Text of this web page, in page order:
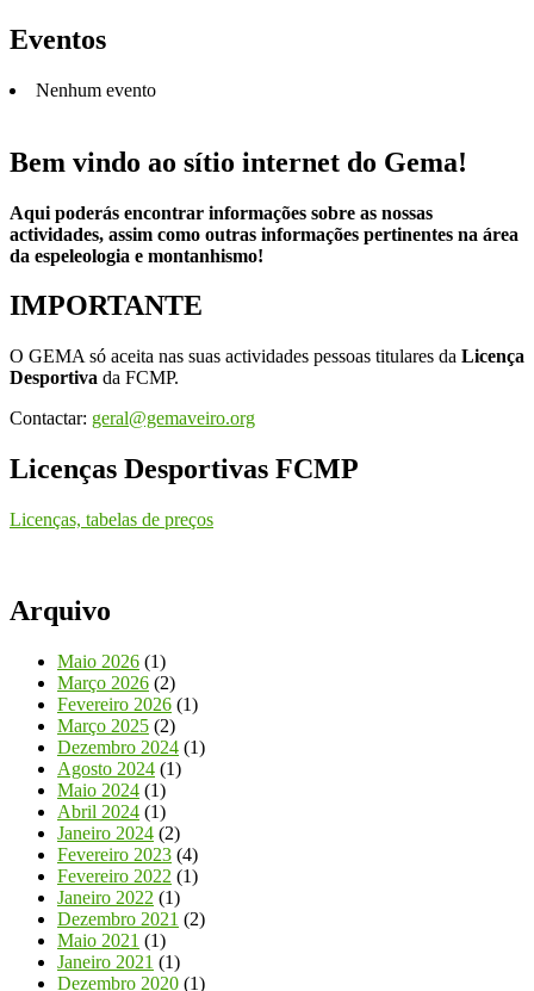
Eventos
Nenhum evento
Bem vindo ao sítio internet do Gema!
Aqui poderás encontrar informações sobre as nossas
actividades, assim como outras informações pertinentes na área
da espeleologia e montanhismo!
IMPORTANTE
O GEMA só aceita nas suas actividades pessoas titulares da Licença
Desportiva da FCMP.
Contactar: geral@gemaveiro.org
Licenças Desportivas FCMP
Licenças, tabelas de preços
Arquivo
Maio 2026 (1)
Março 2026 (2)
Fevereiro 2026 (1)
Março 2025 (2)
Dezembro 2024 (1)
Agosto 2024 (1)
Maio 2024 (1)
Abril 2024 (1)
Janeiro 2024 (2)
Fevereiro 2023 (4)
Fevereiro 2022 (1)
Janeiro 2022 (1)
Dezembro 2021 (2)
Maio 2021 (1)
Janeiro 2021 (1)
Dezembro 2020 (1)